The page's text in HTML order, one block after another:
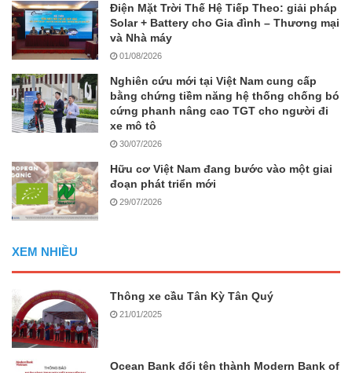
Điện Mặt Trời Thế Hệ Tiếp Theo: giải pháp
Solar + Battery cho Gia đình – Thương mại
và Nhà máy
01/08/2026
Nghiên cứu mới tại Việt Nam cung cấp
bằng chứng tiềm năng hệ thống chống bó
cứng phanh nâng cao TGT cho người đi
xe mô tô
30/07/2026
Hữu cơ Việt Nam đang bước vào một giai
đoạn phát triển mới
29/07/2026
XEM NHIỀU
Thông xe cầu Tân Kỳ Tân Quý
21/01/2025
Ocean Bank đổi tên thành Modern Bank of